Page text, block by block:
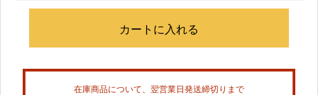
在庫商品について、翌営業日発送締切りまで